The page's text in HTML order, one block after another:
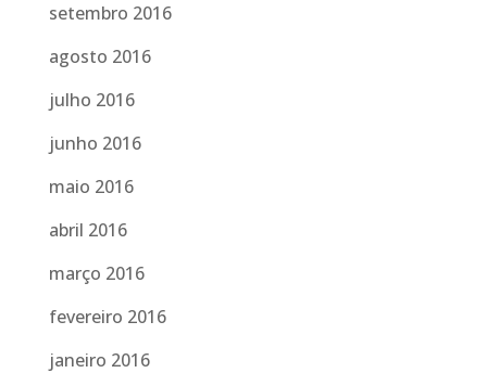
setembro 2016
agosto 2016
julho 2016
junho 2016
maio 2016
abril 2016
março 2016
fevereiro 2016
janeiro 2016